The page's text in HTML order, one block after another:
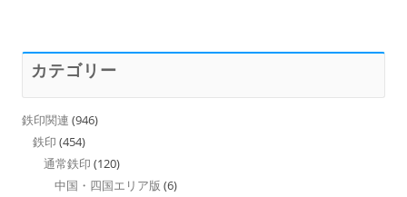
カテゴリー
鉄印関連 (946)
鉄印 (454)
通常鉄印 (120)
中国・四国エリア版 (6)